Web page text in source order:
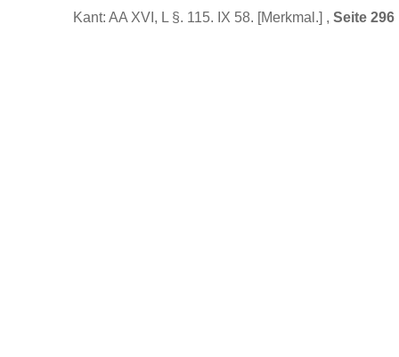
Kant: AA XVI, L §. 115. IX 58. [Merkmal.] , Seite 296